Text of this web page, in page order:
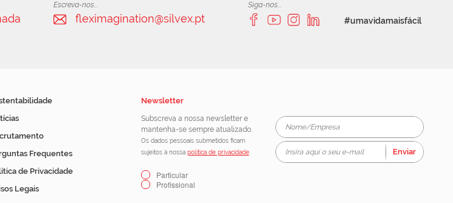
Escreva-nos...
fleximagination@silvex.pt
Siga-nos...
#umavidamaisfácil
Frequentes
de Privacidade
Legais
Newsletter
Subscreva a nossa newsletter e
mantenha-se sempre atualizado.
Os dados pessoais submetidos ficam
sujeitos à nossa política de privacidade.
Particular
Profissional
Enviar